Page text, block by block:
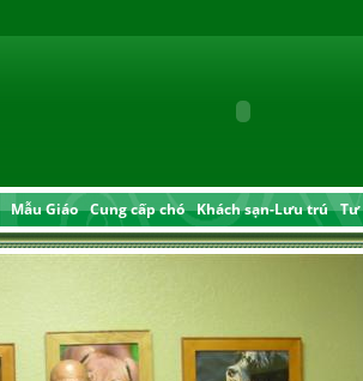
Mẫu Giáo Cung cấp chó Khách sạn-Lưu trú